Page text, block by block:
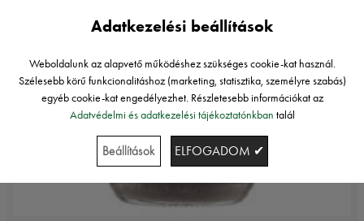
Adatkezelési beállítások
Weboldalunk az alapvető működéshez szükséges cookie-kat használ.
Szélesebb körű funkcionalitáshoz (marketing, statisztika, személyre szabás)
egyéb cookie-kat engedélyezhet. Részletesebb információkat az
Adatvédelmi és adatkezelési tájékoztatónkban talál
Beállítások ELFOGADOM ✔